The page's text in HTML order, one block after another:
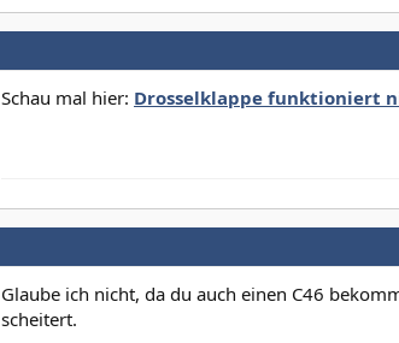
Schau mal hier: Drosselklappe funktioniert
Glaube ich nicht, da du auch einen C46
scheitert.